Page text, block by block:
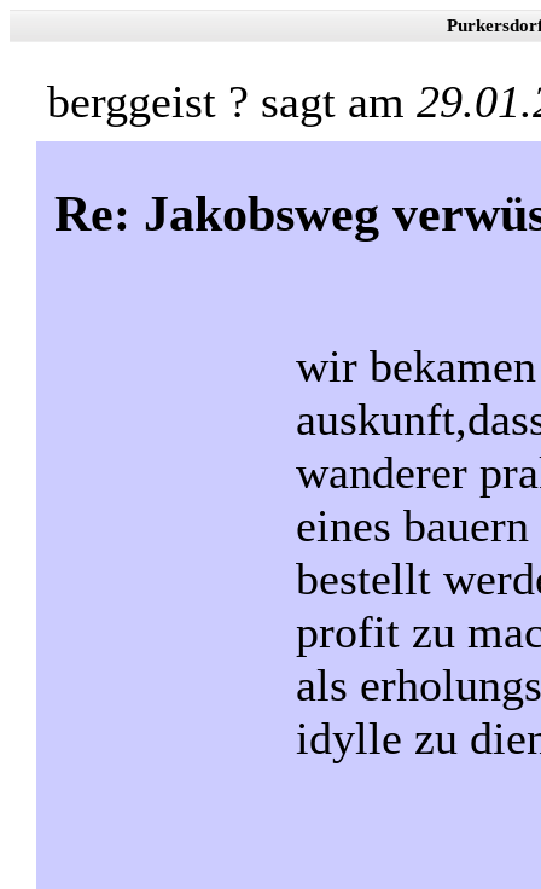
berggeist ? sagt am
Re: Jakobsweg
wir
wanderer
eines
bestellt
profit zu
als
idylle zu